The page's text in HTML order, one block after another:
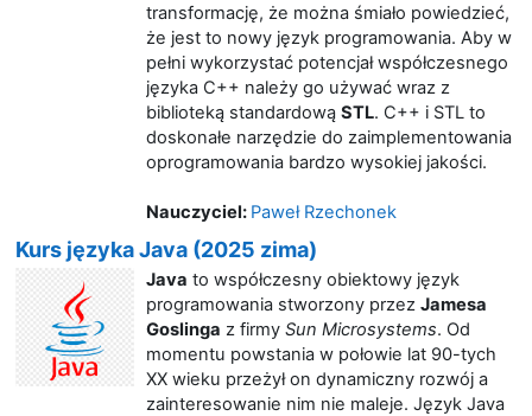
transformację, że można śmiało powiedzieć,
że jest to nowy język programowania. Aby w
pełni wykorzystać potencjał współczesnego
języka C++ należy go używać wraz z
biblioteką standardową STL. C++ i STL to
doskonałe narzędzie do zaimplementowania
oprogramowania bardzo wysokiej jakości.
Nauczyciel: Paweł Rzechonek
Kurs języka Java (2025 zima)
Java to współczesny obiektowy język
programowania stworzony przez Jamesa
Goslinga z firmy Sun Microsystems. Od
momentu powstania w połowie lat 90-tych
XX wieku przeżył on dynamiczny rozwój a
zainteresowanie nim nie maleje. Język Java